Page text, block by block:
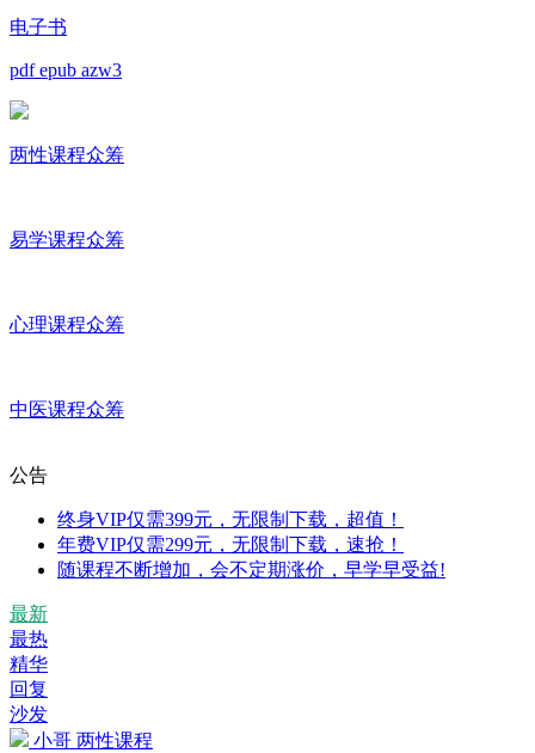
电子书
pdf epub azw3
两性课程众筹
易学课程众筹
心理课程众筹
中医课程众筹
公告
终身VIP仅需399元，无限制下载，超值！
年费VIP仅需299元，无限制下载，速抢！
随课程不断增加，会不定期涨价，早学早受益!
最新
最热
精华
回复
沙发
小哥 两性课程